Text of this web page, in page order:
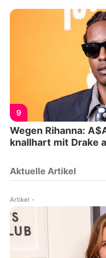
9
Wegen Rihanna:
knallhart mit Drake
Aktuelle Artikel
Artikel -